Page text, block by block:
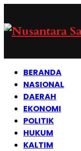
BERANDA
NASIONAL
DAERAH
EKONOMI
POLITIK
HUKUM
KALTIM